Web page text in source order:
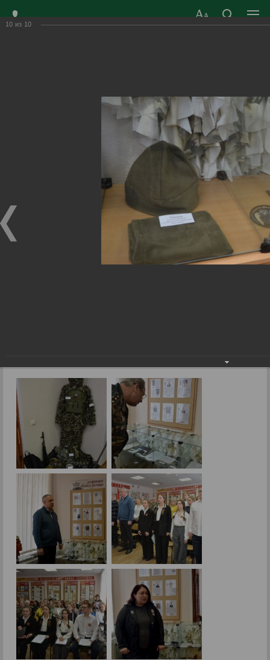
САМОУПРАВЛЕНИЯ
г. Радужный, 1 квартал, д.55
Адрес здания администрации
radugn@avo.ru
Электронная почта
Главная Фотогалерея Новости
›
Мы должны знать и помнить защитников страны
Мы должны знать и помнить
10 из 10